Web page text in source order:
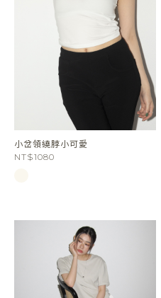
小岔領繞脖小可愛
NT$1080